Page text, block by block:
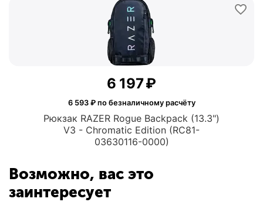
Рюкзак RAZER Rogue Backpack (13.3")
V3 - Chromatic Edition (RC81-
03630116-0000)
6 197₽
6 593₽ по безналичному расчёту
Возможно, вас это
заинтересует